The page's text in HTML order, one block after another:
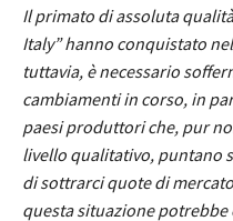
Il primato di assoluta
Italy” hanno conquistato
tuttavia, è necessario
cambiamenti in corso, in
paesi produttori che, pur
livello qualitativo, puntano
di sottrarci quote di
questa situazione